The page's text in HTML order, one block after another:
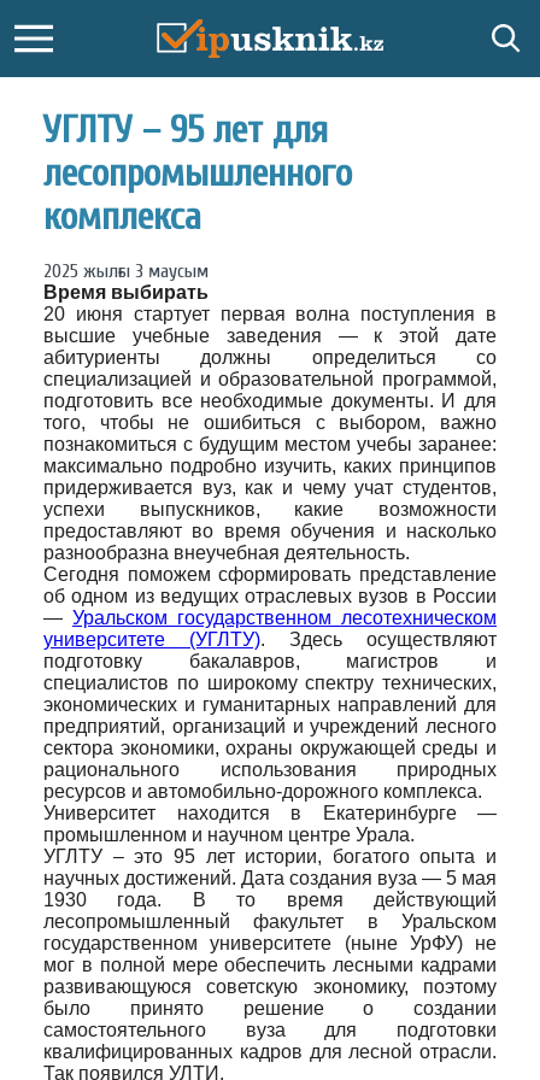
УГЛТУ – 95 лет для
лесопромышленного
комплекса
2025 жылғы 3 маусым
Время выбирать
20 июня стартует первая волна поступления в
высшие учебные заведения — к этой дате
абитуриенты должны определиться со
специализацией и образовательной программой,
подготовить все необходимые документы. И для
того, чтобы не ошибиться с выбором, важно
познакомиться с будущим местом учебы заранее:
максимально подробно изучить, каких принципов
придерживается вуз, как и чему учат студентов,
успехи выпускников, какие возможности
предоставляют во время обучения и насколько
разнообразна внеучебная деятельность.
Сегодня поможем сформировать представление
об одном из ведущих отраслевых вузов в России
— Уральском государственном лесотехническом
университете (УГЛТУ). Здесь осуществляют
подготовку бакалавров, магистров и
специалистов по широкому спектру технических,
экономических и гуманитарных направлений для
предприятий, организаций и учреждений лесного
сектора экономики, охраны окружающей среды и
рационального использования природных
ресурсов и автомобильно-дорожного комплекса.
Университет находится в Екатеринбурге —
промышленном и научном центре Урала.
УГЛТУ – это 95 лет истории, богатого опыта и
научных достижений. Дата создания вуза — 5 мая
1930 года. В то время действующий
лесопромышленный факультет в Уральском
государственном университете (ныне УрФУ) не
мог в полной мере обеспечить лесными кадрами
развивающуюся советскую экономику, поэтому
было принято решение о создании
самостоятельного вуза для подготовки
квалифицированных кадров для лесной отрасли.
Так появился УЛТИ.